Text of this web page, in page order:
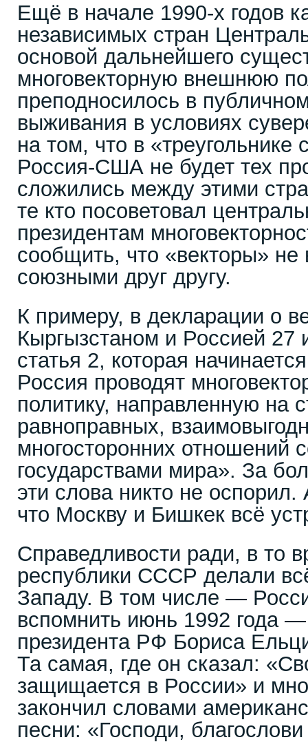
Ещё в начале 1990-х годов
независимых стран
основой дальнейшего
многовекторную внешнюю
преподносилось в
выживания в условиях
на том, что в «треугольнике
Россия-США не будет тех
сложились между этими
те кто посоветовал
президентам
сообщить, что «векторы» не
союзными друг другу.
К примеру, в декларации о
Кыргызстаном и Россией 27
статья 2, которая
Россия проводят
политику, направленную на
равноправных,
многосторонних отношений
государствами мира». За
эти слова никто не оспорил.
что Москву и Бишкек всё
Справедливости ради, в то
республики СССР делали
Западу. В том числе —
вспомнить июнь 1992 года —
президента РФ Бориса
Та самая, где он сказал:
защищается в России» и
закончил словами
песни: «Господи,